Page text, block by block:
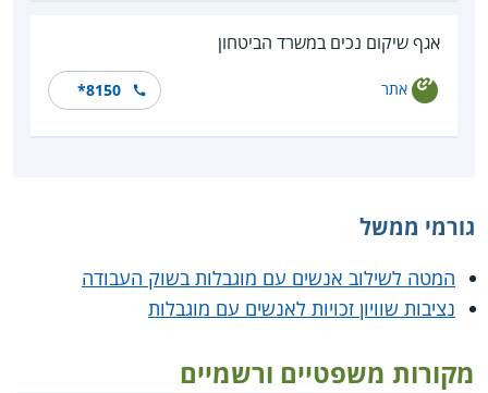
אגף שיקום נכים במשרד הביטחון
אתר *8150
גורמי ממשל
המטה לשילוב אנשים עם מוגבלות בשוק העבודה
נציבות שוויון זכויות לאנשים עם מוגבלות
מקורות משפטיים ורשמיים